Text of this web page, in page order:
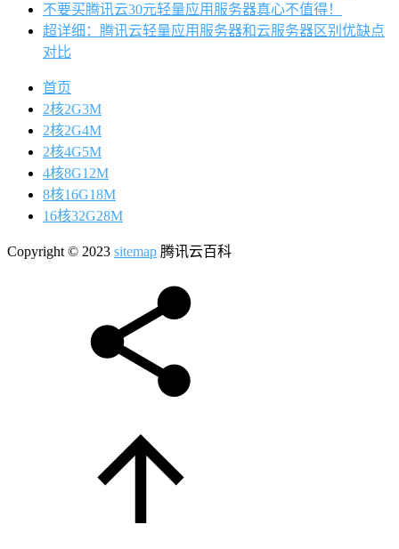
不要买腾讯云30元轻量应用服务器真心不值得！
超详细：腾讯云轻量应用服务器和云服务器区别优缺点
对比
首页
2核2G3M
2核2G4M
2核4G5M
4核8G12M
8核16G18M
16核32G28M
Copyright © 2023 sitemap 腾讯云百科